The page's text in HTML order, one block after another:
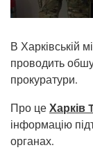
В Харківській
проводить
прокуратури.
Про це Харків
інформацію
органах.